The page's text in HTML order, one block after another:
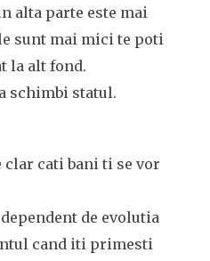
alta parte este mai
sunt mai mici te poti
la alt fond.
schimbi statul.
cati bani ti se vor
de evolutia
cand iti primesti